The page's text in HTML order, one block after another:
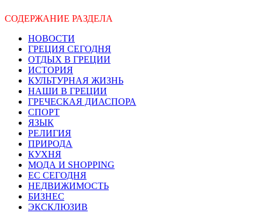
СОДЕРЖАНИЕ РАЗДЕЛА
НОВОСТИ
ГРЕЦИЯ СЕГОДНЯ
ОТДЫХ В ГРЕЦИИ
ИСТОРИЯ
КУЛЬТУРНАЯ ЖИЗНЬ
НАШИ В ГРЕЦИИ
ГРЕЧЕСКАЯ ДИАСПОРА
СПОРТ
ЯЗЫК
РЕЛИГИЯ
ПРИРОДА
КУХНЯ
МОДА И SHOPPING
ЕС СЕГОДНЯ
НЕДВИЖИМОСТЬ
БИЗНЕС
ЭКСКЛЮЗИВ